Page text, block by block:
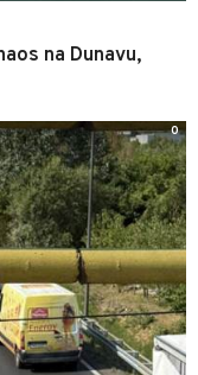
na Dunavu,
0